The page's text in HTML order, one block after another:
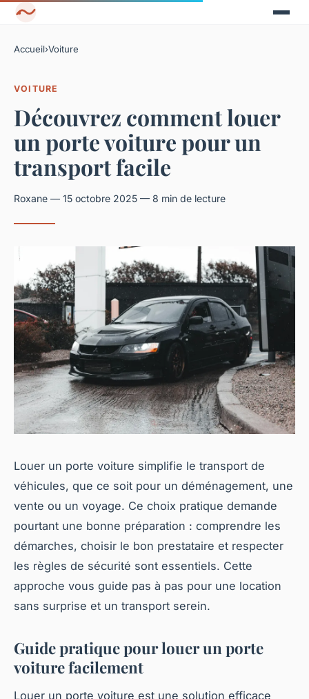
Accueil›Voiture
VOITURE
Découvrez comment louer
un porte voiture pour un
transport facile
Roxane — 15 octobre 2025 — 8 min de lecture
Louer un porte voiture simplifie le transport de
véhicules, que ce soit pour un déménagement, une
vente ou un voyage. Ce choix pratique demande
pourtant une bonne préparation : comprendre les
démarches, choisir le bon prestataire et respecter
les règles de sécurité sont essentiels. Cette
approche vous guide pas à pas pour une location
sans surprise et un transport serein.
Guide pratique pour louer un porte
voiture facilement
Louer un porte voiture est une solution efficace